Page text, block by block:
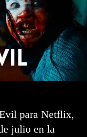
para Netflix,
julio en la